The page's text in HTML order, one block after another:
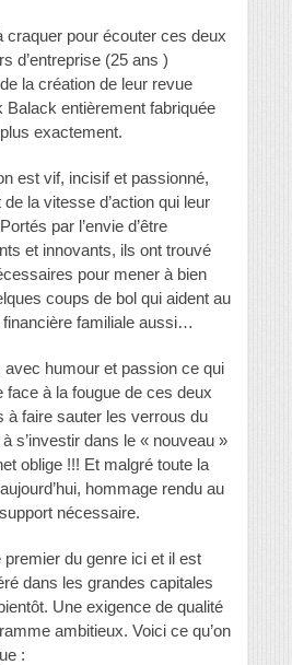
craquer pour écouter ces deux
d’entreprise (25 ans )
la création de leur revue
Balack entièrement fabriquée
exactement.
est vif, incisif et passionné,
de la vitesse d’action qui leur
par l’envie d’être
et innovants, ils ont trouvé
pour mener à bien
coups de bol qui aident au
financière familiale aussi…
avec humour et passion ce qui
face à la fougue de ces deux
à faire sauter les verrous du
s’investir dans le « nouveau »
oblige !!! Et malgré toute la
hommage rendu au
nécessaire.
du genre ici et il est
dans les grandes capitales
Une exigence de qualité
ambitieux. Voici ce qu’on
: